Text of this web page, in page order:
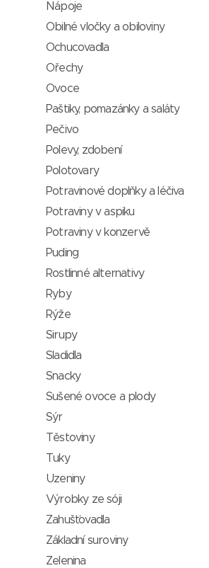
Nápoje
Obilné vločky a obiloviny
Ochucovadla
Ořechy
Ovoce
Paštiky, pomazánky a saláty
Pečivo
Polevy, zdobení
Polotovary
Potravinové doplňky a léčiva
Potraviny v aspiku
Potraviny v konzervě
Puding
Rostlinné alternativy
Ryby
Rýže
Sirupy
Sladidla
Snacky
Sušené ovoce a plody
Sýr
Těstoviny
Tuky
Uzeniny
Výrobky ze sóji
Zahušťovadla
Základní suroviny
Zelenina